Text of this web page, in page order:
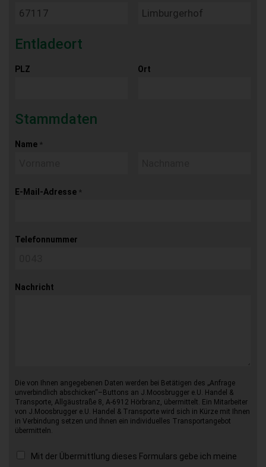
Entladeort
PLZ Ort
Stammdaten
Name *
E-Mail-Adresse *
Telefonnummer
Nachricht
Die von Ihnen angegebenen Daten werden bei Betätigen des „Anfrage
unverbindlich abschicken“–Buttons an J.Moosbrugger e.U. Handel &
Transporte, Allgäustraße 8, A-6912 Hörbranz, übermittelt. Ein Mitarbeiter
von J.Moosbrugger e.U. Handel & Transporte wird sich in Kürze mit Ihnen
in Verbindung setzen und Ihnen ein individuelles Transportangebot
übermitteln.
Mit der Übermittlung dieses Formulars gebe ich meine